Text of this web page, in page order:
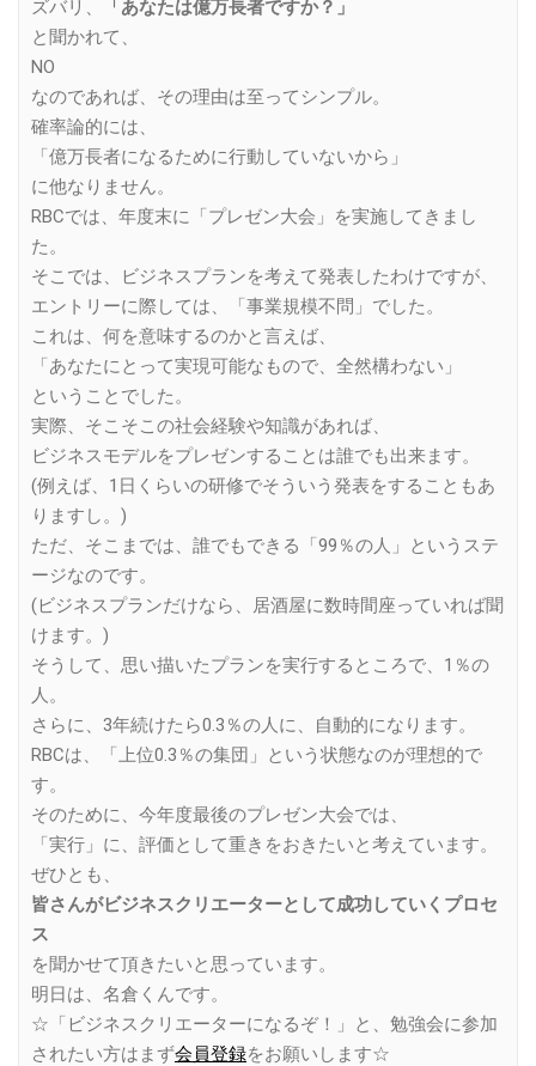
ズバリ、
「あなたは億万長者ですか？」
と聞かれて、
NO
なのであれば、その理由は至ってシンプル。
確率論的には、
「億万長者になるために行動していないから」
に他なりません。
RBCでは、年度末に「プレゼン大会」を実施してきまし
た。
そこでは、ビジネスプランを考えて発表したわけですが、
エントリーに際しては、「事業規模不問」でした。
これは、何を意味するのかと言えば、
「あなたにとって実現可能なもので、全然構わない」
ということでした。
実際、そこそこの社会経験や知識があれば、
ビジネスモデルをプレゼンすることは誰でも出来ます。
(例えば、1日くらいの研修でそういう発表をすることもあ
りますし。)
ただ、そこまでは、誰でもできる「99％の人」というステ
ージなのです。
(ビジネスプランだけなら、居酒屋に数時間座っていれば聞
けます。)
そうして、思い描いたプランを実行するところで、1％の
人。
さらに、3年続けたら0.3％の人に、自動的になります。
RBCは、「上位0.3％の集団」という状態なのが理想的で
す。
そのために、今年度最後のプレゼン大会では、
「実行」に、評価として重きをおきたいと考えています。
ぜひとも、
皆さんがビジネスクリエーターとして成功していくプロセ
ス
を聞かせて頂きたいと思っています。
明日は、名倉くんです。
☆「ビジネスクリエーターになるぞ！」と、勉強会に参加
されたい方はまず会員登録をお願いします☆